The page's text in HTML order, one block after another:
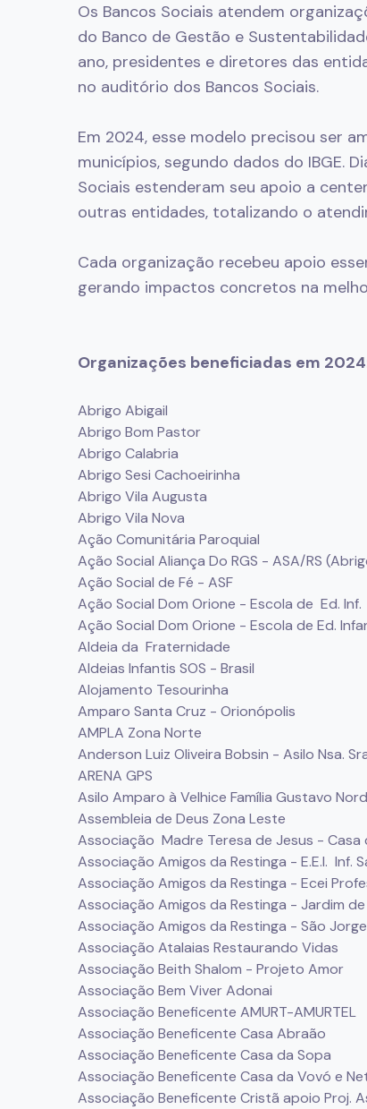
Os Bancos Sociais atendem
do Banco de Gestão e
ano, presidentes e diretores das
no auditório dos Bancos Sociais.
Em 2024, esse modelo precisou ser
municípios, segundo dados do IBGE.
Sociais estenderam seu apoio a
outras entidades, totalizando o
Cada organização recebeu apoio
gerando impactos concretos na
Organizações beneficiadas em
Abrigo Abigail
Abrigo Bom Pastor
Abrigo Calabria
Abrigo Sesi Cachoeirinha
Abrigo Vila Augusta
Abrigo Vila Nova
Ação Comunitária Paroquial
Ação Social Aliança Do RGS - ASA/RS
Ação Social de Fé - ASF
Ação Social Dom Orione - Escola de Ed. Inf.
Ação Social Dom Orione - Escola de Ed.
Aldeia da Fraternidade
Aldeias Infantis SOS - Brasil
Alojamento Tesourinha
Amparo Santa Cruz - Orionópolis
AMPLA Zona Norte
Anderson Luiz Oliveira Bobsin - Asilo Nsa.
ARENA GPS
Asilo Amparo à Velhice Família Gustavo
Assembleia de Deus Zona Leste
Associação Madre Teresa de Jesus - Casa
Associação Amigos da Restinga - E.E.I. Inf.
Associação Amigos da Restinga - Ecei
Associação Amigos da Restinga - Jardim de
Associação Amigos da Restinga - São Jorge
Associação Atalaias Restaurando Vidas
Associação Beith Shalom - Projeto Amor
Associação Bem Viver Adonai
Associação Beneficente AMURT-AMURTEL
Associação Beneficente Casa Abraão
Associação Beneficente Casa da Sopa
Associação Beneficente Casa da Vovó e
Associação Beneficente Cristã apoio Proj.